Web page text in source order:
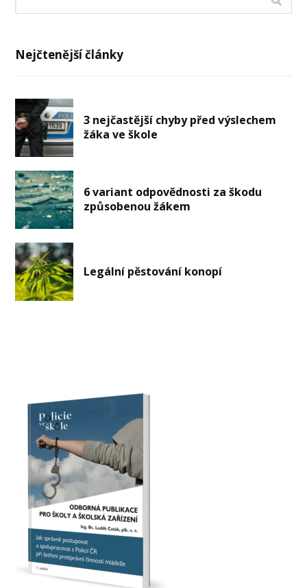
Nejčtenější články
3 nejčastější chyby před výslechem
žáka ve škole
6 variant odpovědnosti za škodu
způsobenou žákem
Legální pěstování konopí